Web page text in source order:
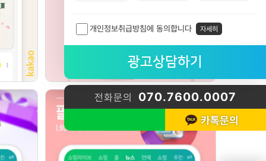
개인정보취급방침에 동의합니다 자세히
전화문의 070.7600.0007
카톡문의